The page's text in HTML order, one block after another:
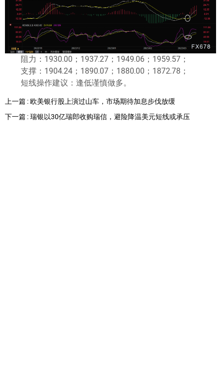
阻力：1930.00；1937.27；1949.06；1959.57；
支撑：1904.24；1890.07；1880.00；1872.78；
短线操作建议：逢低谨慎做多。
上一篇 : 欧美银行股上演过山车，市场期待加息步伐放缓
下一篇 : 瑞银以30亿瑞郎收购瑞信，避险降温美元短线或承压